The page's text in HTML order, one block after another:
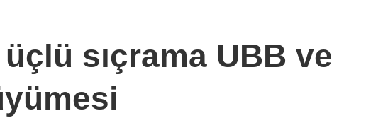
sıçrama UBB ve